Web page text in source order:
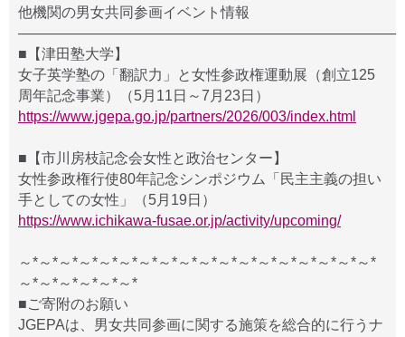
他機関の男女共同参画イベント情報
■【津田塾大学】
女子英学塾の「翻訳力」と女性参政権運動展（創立125
周年記念事業）（5月11日～7月23日）
https://www.jgepa.go.jp/partners/2026/003/index.html
■【市川房枝記念会女性と政治センター】
女性参政権行使80年記念シンポジウム「民主主義の担い
手としての女性」（5月19日）
https://www.ichikawa-fusae.or.jp/activity/upcoming/
～*～*～*～*～*～*～*～*～*～*～*～*～*～*～*～*～*～*
～*～*～*～*～*～*
■ご寄附のお願い
JGEPAは、男女共同参画に関する施策を総合的に行うナ